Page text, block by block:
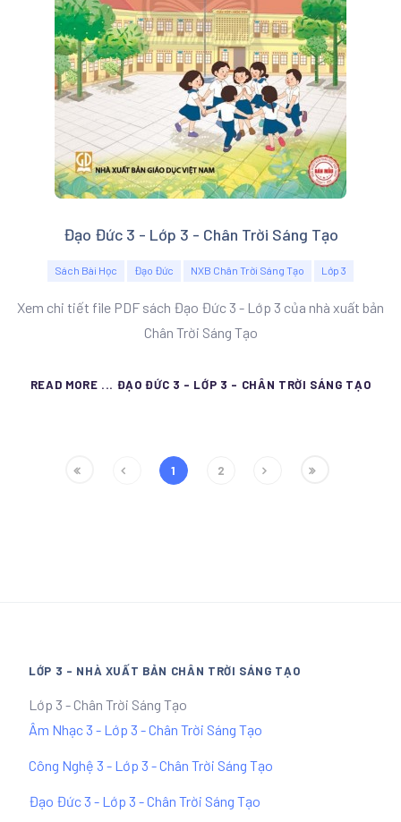
Đạo Đức 3 - Lớp 3 - Chân Trời Sáng Tạo
Sách Bài Học Đạo Đức NXB Chân Trời Sáng Tạo Lớp 3
Xem chi tiết file PDF sách Đạo Đức 3 - Lớp 3 của nhà xuất bản
Chân Trời Sáng Tạo
READ MORE ... ĐẠO ĐỨC 3 - LỚP 3 - CHÂN TRỜI SÁNG TẠO
1 2
LỚP 3 - NHÀ XUẤT BẢN CHÂN TRỜI SÁNG TẠO
Lớp 3 - Chân Trời Sáng Tạo
Âm Nhạc 3 - Lớp 3 - Chân Trời Sáng Tạo
Công Nghệ 3 - Lớp 3 - Chân Trời Sáng Tạo
Đạo Đức 3 - Lớp 3 - Chân Trời Sáng Tạo